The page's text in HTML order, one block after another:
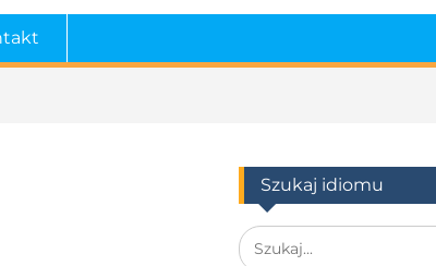
Szukaj idiomu